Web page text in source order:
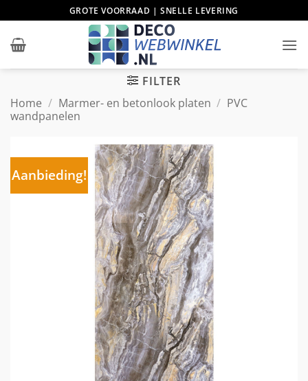
naar
inhoud
GROTE VOORRAAD | SNELLE LEVERING
FILTER
Home / Marmer- en betonlook platen / PVC
wandpanelen
Aanbieding!